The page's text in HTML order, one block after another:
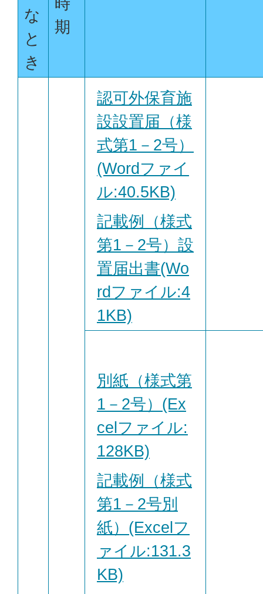
な
と
き
期
認可外保育施
設設置届（様
式第1－2号）
(Wordファイ
ル:40.5KB)
記載例（様式
第1－2号）設
置届出書(Wo
rdファイル:4
1KB)
別紙（様式第
1－2号）(Ex
celファイル:
128KB)
記載例（様式
第1－2号別
紙）(Excelフ
ァイル:131.3
KB)